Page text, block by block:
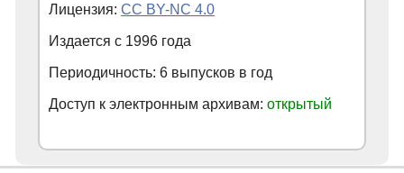
Лицензия: CC BY-NC 4.0
Издается с 1996 года
Периодичность: 6 выпусков в год
Доступ к электронным архивам: открытый